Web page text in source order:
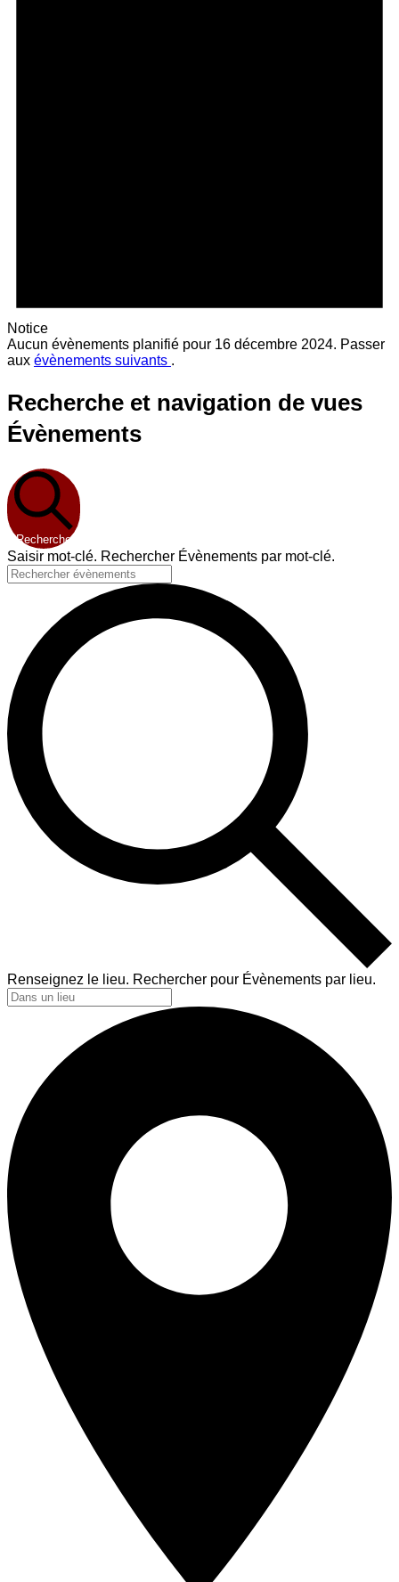
Notice
Aucun évènements planifié pour 16 décembre 2024. Passer
aux évènements suivants .
Recherche et navigation de vues
Évènements
Recherche
Saisir mot-clé. Rechercher Évènements par mot-clé.
Renseignez le lieu. Rechercher pour Évènements par lieu.